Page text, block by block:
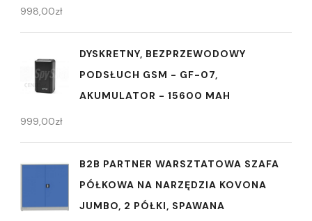
998,00zł
DYSKRETNY, BEZPRZEWODOWY
PODSŁUCH GSM - GF-07,
AKUMULATOR - 15600 MAH
999,00zł
B2B PARTNER WARSZTATOWA SZAFA
PÓŁKOWA NA NARZĘDZIA KOVONA
JUMBO, 2 PÓŁKI, SPAWANA